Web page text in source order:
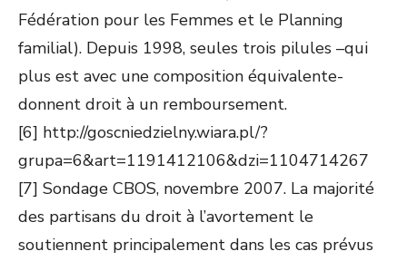
Fédération pour les Femmes et le Planning
familial). Depuis 1998, seules trois pilules –qui
plus est avec une composition équivalente-
donnent droit à un remboursement.
[6] http://goscniedzielny.wiara.pl/?
grupa=6&art=1191412106&dzi=1104714267
[7] Sondage CBOS, novembre 2007. La majorité
des partisans du droit à l’avortement le
soutiennent principalement dans les cas prévus